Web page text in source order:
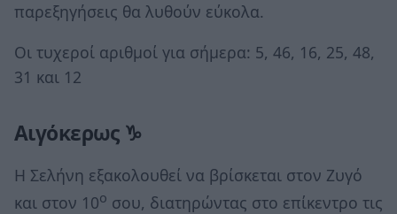
παρεξηγήσεις θα λυθούν εύκολα.
Οι τυχεροί αριθμοί για σήμερα: 5, 46, 16, 25, 48,
31 και 12
Αιγόκερως ♑
Η Σελήνη εξακολουθεί να βρίσκεται στον Ζυγό
και στον 10ο σου, διατηρώντας στο επίκεντρο τις